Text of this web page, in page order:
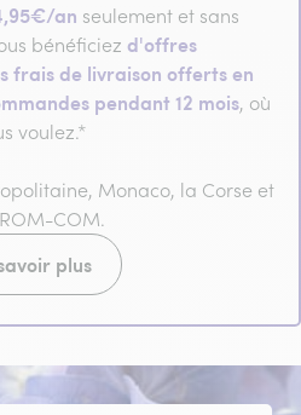
an seulement et sans
bénéficiez d'offres
frais de livraison offerts en
pendant 12 mois, où
voulez.*
Monaco, la Corse et
COM.
plus